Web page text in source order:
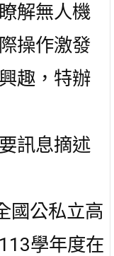
解無人機
操作激發
趣，特辦
訊息摘述
國公私立高
學年度在